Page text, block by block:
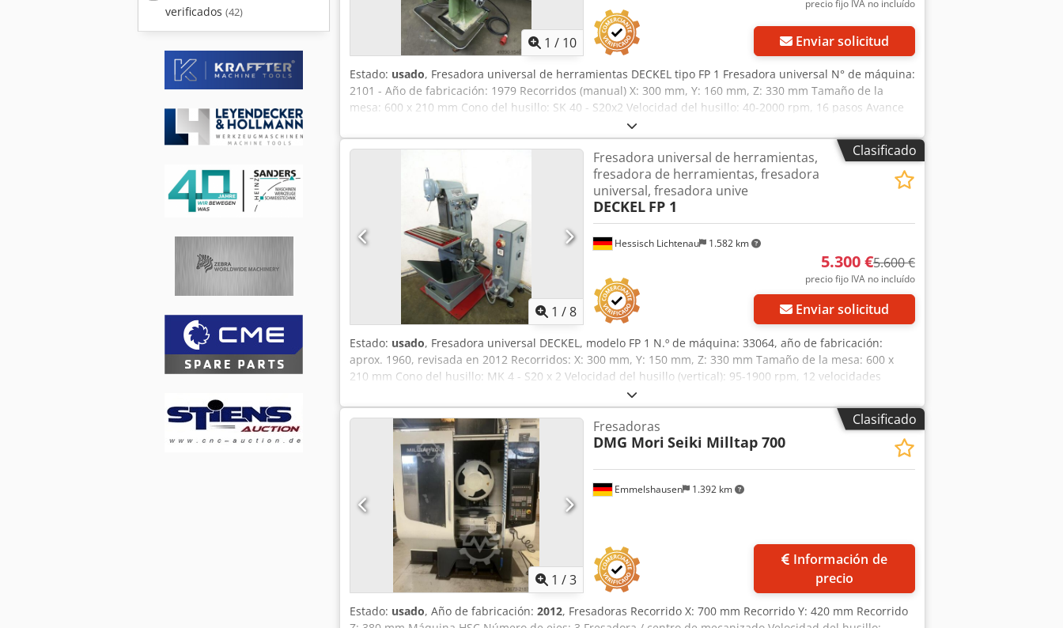
verificados (42)
1 / 10
precio fijo IVA no incluído
Enviar solicitud
Estado: usado, Fresadora universal de herramientas DECKEL tipo FP 1 Fresadora universal N° de máquina:
2101 - Año de fabricación: 1979 Recorridos (manual) X: 300 mm, Y: 160 mm, Z: 330 mm Tamaño de la
mesa: 600 x 210 mm Cono del husillo: SK 40 - S20x2 Velocidad del husillo: 40-2000 rpm, 16 pasos Avance
en los ejes X e Y: 5 a 500 mm/min Avance rápido: 1200 mm/min Potencia del motor: 1,4 / 1,8 kW,
conmutación de polos Conexión eléctrica: 380 V, 50 Hz - Avance continuo en los ejes X y Z Cjdpfx Asr D T U
Dja Terf - Velocidad del husillo mediante 2 velocidades del motor y 8 etapas de caja de cambios - Carrera
de pinola en la cabeza fresadora vertical: 60 mm - Cabezal vertical inclinable y extensible horizontalmente
100 mm - Mesa angular fija 600 x 210 mm - Sistema de refrigeración en la base de la máquina - Armario
eléctrico independiente - Bandeja de virutas original montable en la base de la máquina - Esquema
eléctrico disponible Dimensiones (L x A x H): 1350 x 1100 x 1700 mm Peso: 770 kg En muy buen estado
Clasificado
1 /8
Hessisch Lichtenau 1.582 km
Fresadora universal de herramientas,
fresadora de herramientas, fresadora
universal, fresadora unive
DECKEL FP 1
5.300 €5.600 €
precio fijo IVA no incluído
Enviar solicitud
Estado: usado, Fresadora universal DECKEL, modelo FP 1 N.º de máquina: 33064, año de fabricación:
aprox. 1960, revisada en 2012 Recorridos: X: 300 mm, Y: 150 mm, Z: 330 mm Tamaño de la mesa: 600 x
210 mm Cono del husillo: MK 4 - S20 x 2 Velocidad del husillo (vertical): 95-1900 rpm, 12 velocidades
Velocidad del husillo (horizontal): 60-1200 rpm, 12 velocidades Potencia del motor: 1,1 y 1,4 kW Conexión a
la red eléctrica: 380 V, 50 Hz - Avance en los ejes X e Y - Desplazamiento del mandril en el cabezal
fresador vertical - Mesa angular fija - Sistema de refrigeración con bomba mecánica en la base de la
máquina - Cuadro eléctrico adyacente con conexión de cable Espacio necesario (largo x ancho x alto): 1100
x 900 x 1600 mm Peso: aprox. 900 kg Cjdpedzp T Esfx Aa Torf Buen estado La máquina fue revisada en
Clasificado
1 /3
Emmelshausen 1.392 km
Fresadoras
DMG Mori Seiki Milltap 700
precio
Estado: usado, Año de fabricación: 2012, Fresadoras Recorrido X: 700 mm Recorrido Y: 420 mm Recorrido